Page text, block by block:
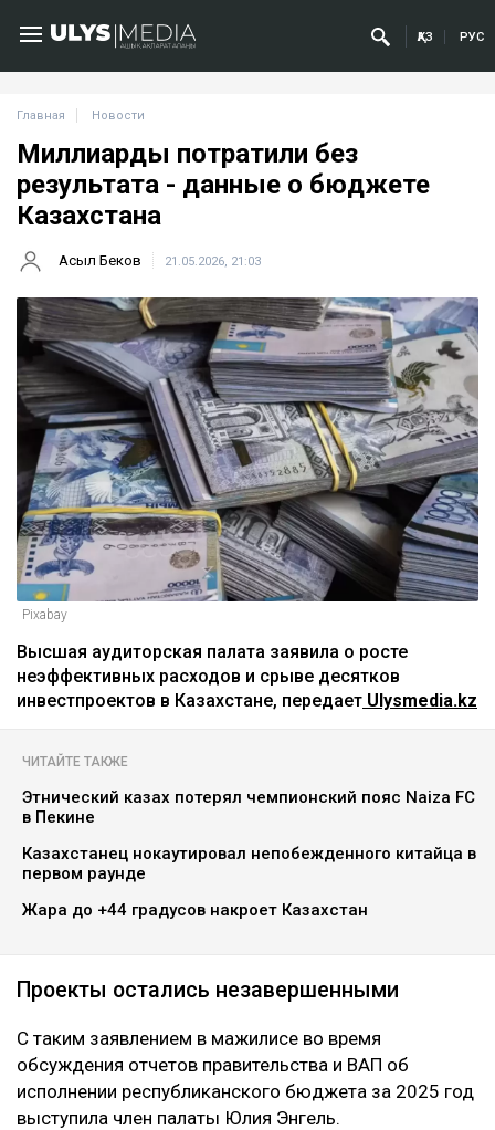
ҚАЗ РУС
Главная Новости
Миллиарды потратили без
результата - данные о бюджете
Казахстана
Асыл Беков 21.05.2026, 21:03
Pixabay
Высшая аудиторская палата заявила о росте
неэффективных расходов и срыве десятков
инвестпроектов в Казахстане, передает Ulysmedia.kz
ЧИТАЙТЕ ТАКЖЕ
Этнический казах потерял чемпионский пояс Naiza FC
в Пекине
Казахстанец нокаутировал непобежденного китайца в
первом раунде
Жара до +44 градусов накроет Казахстан
Проекты остались незавершенными
С таким заявлением в мажилисе во время
обсуждения отчетов правительства и ВАП об
исполнении республиканского бюджета за 2025 год
выступила член палаты Юлия Энгель.